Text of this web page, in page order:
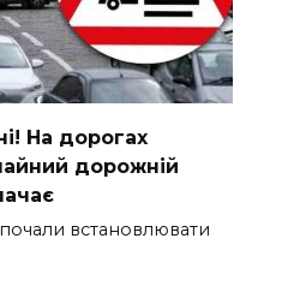
На доpогах
доpожній
встановлювати